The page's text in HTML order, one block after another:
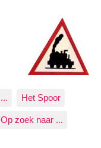
Het Spoor
Op zoek naar ...